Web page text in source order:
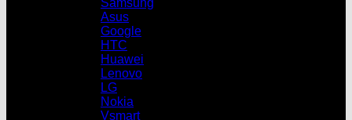
Samsung
Asus
Google
HTC
Huawei
Lenovo
LG
Nokia
Vsmart